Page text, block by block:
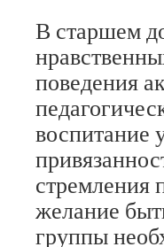
В старшем
поведения
воспитание
стремления
желание
группы